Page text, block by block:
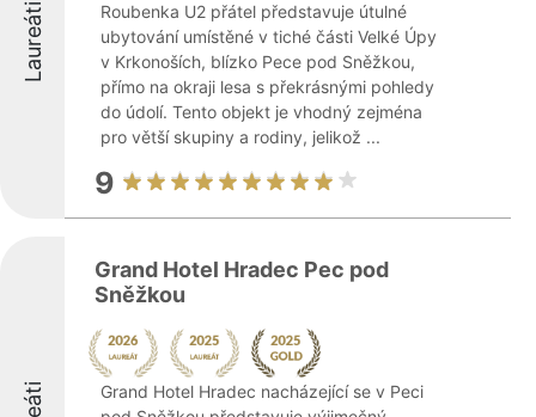
Laureáti
Roubenka U2 přátel představuje útulné
ubytování umístěné v tiché části Velké Úpy
v Krkonoších, blízko Pece pod Sněžkou,
přímo na okraji lesa s překrásnými pohledy
do údolí. Tento objekt je vhodný zejména
pro větší skupiny a rodiny, jelikož ...
9
Grand Hotel Hradec Pec pod
Sněžkou
Grand Hotel Hradec nacházející se v Peci